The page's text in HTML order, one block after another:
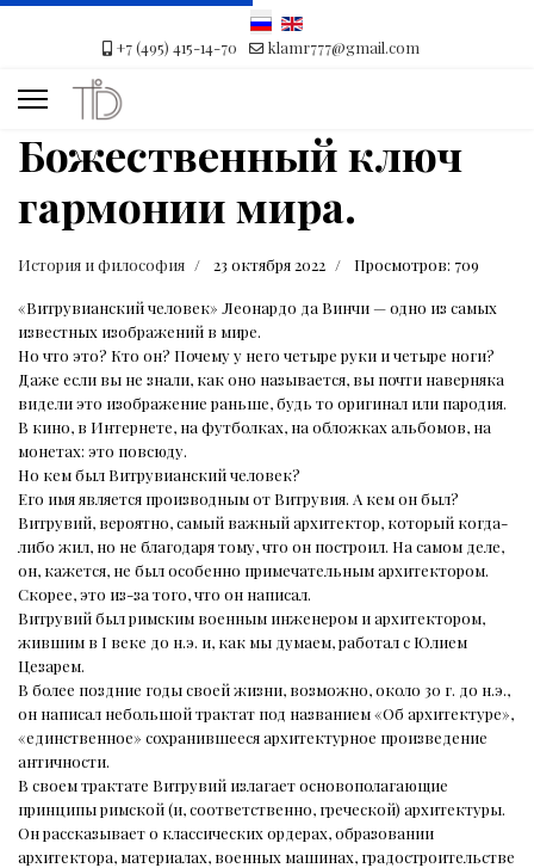
+7 (495) 415-14-70 klamr777@gmail.com
Божественный ключ
гармонии мира.
История и философия 23 октября 2022 Просмотров: 709
«Витрувианский человек» Леонардо да Винчи — одно из самых
известных изображений в мире.
Но что это? Кто он? Почему у него четыре руки и четыре ноги?
Даже если вы не знали, как оно называется, вы почти наверняка
видели это изображение раньше, будь то оригинал или пародия.
В кино, в Интернете, на футболках, на обложках альбомов, на
монетах: это повсюду.
Но кем был Витрувианский человек?
Его имя является производным от Витрувия. А кем он был?
Витрувий, вероятно, самый важный архитектор, который когда-
либо жил, но не благодаря тому, что он построил. На самом деле,
он, кажется, не был особенно примечательным архитектором.
Скорее, это из-за того, что он написал.
Витрувий был римским военным инженером и архитектором,
жившим в I веке до н.э. и, как мы думаем, работал с Юлием
Цезарем.
В более поздние годы своей жизни, возможно, около 30 г. до н.э.,
он написал небольшой трактат под названием «Об архитектуре»,
«единственное» сохранившееся архитектурное произведение
античности.
В своем трактате Витрувий излагает основополагающие
принципы римской (и, соответственно, греческой) архитектуры.
Он рассказывает о классических ордерах, образовании
архитектора, материалах, военных машинах, градостроительстве